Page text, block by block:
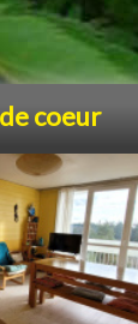
coeur